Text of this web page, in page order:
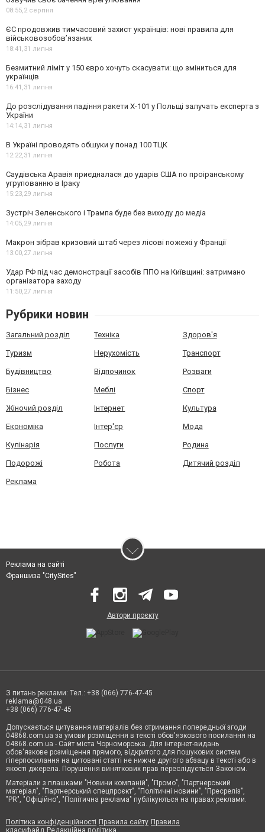
08:55,2 серпня
ЄС продовжив тимчасовий захист українців: нові правила для
військовозобов’язаних
18:41,31 липня
Безмитний ліміт у 150 євро хочуть скасувати: що зміниться для
українців
16:41,31 липня
До розслідування падіння ракети Х-101 у Польщі залучать експерта з
України
14:14,31 липня
В Україні проводять обшуки у понад 100 ТЦК
12:22,31 липня
Саудівська Аравія приєдналася до ударів США по проіранському
угрупованню в Іраку
15:23,29 липня
Зустріч Зеленського і Трампа буде без виходу до медіа
14:05,29 липня
Макрон зібрав кризовий штаб через лісові пожежі у Франції
13:00,27 липня
Удар РФ під час демонстрації засобів ППО на Київщині: затримано
організатора заходу
11:50,27 липня
Рубрики новин
Загальний розділ Техніка Здоров'я
Туризм Нерухомість Транспорт
Будівництво Відпочинок Розваги
Бізнес Меблі Спорт
Жіночий розділ Інтернет Культура
Економіка Інтер'єр Мода
Кулінарія Послуги Родина
Подорожі Робота Дитячий розділ
Реклама
Реклама на сайті
Франшиза "CitySites"
Автори проєкту
З питань реклами: Тел.: +38 (066) 776-47-45
reklama@048.ua
+38 (066) 776-47-45
Допускається цитування матеріалів без отримання попередньої згоди
04868.com.ua за умови розміщення в тексті обов'язкового посилання на
04868.com.ua - Сайт міста Чорноморська. Для інтернет-видань
обов'язкове розміщення прямого, відкритого для пошукових систем
гіперпосилання на цитовані статті не нижче другого абзацу в тексті або в
якості джерела. Порушення виняткових прав переслідується Законом.
Матеріали з плашками "Новини компаній", "Промо", "Партнерський
матеріал", "Партнерський спецпроєкт", "Політичні новини", "Пресреліз",
"PR", "Офіційно", "Політична реклама" публікуються на правах реклами.
Політика конфіденційності Правила сайту Правила
класифайд Редакційна політика